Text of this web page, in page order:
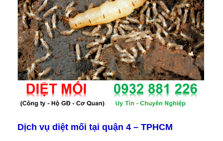
Dịch vụ diệt mối tại quận 4 – TPHCM